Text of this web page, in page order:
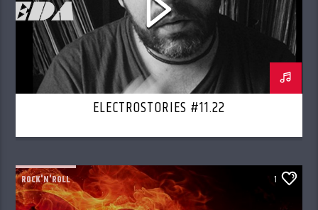
ELECTROSTORIES #11.22
ROCK'N'ROLL 1